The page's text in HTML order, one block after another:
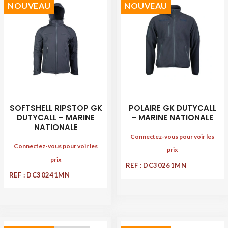
SOFTSHELL RIPSTOP GK
DUTYCALL – MARINE
NATIONALE
Connectez-vous pour voir les
prix
REF : DC30241MN
NOUVEAU
POLAIRE GK DUTYCALL
– MARINE NATIONALE
Connectez-vous pour voir les
prix
REF : DC30261MN
NOUVEAU